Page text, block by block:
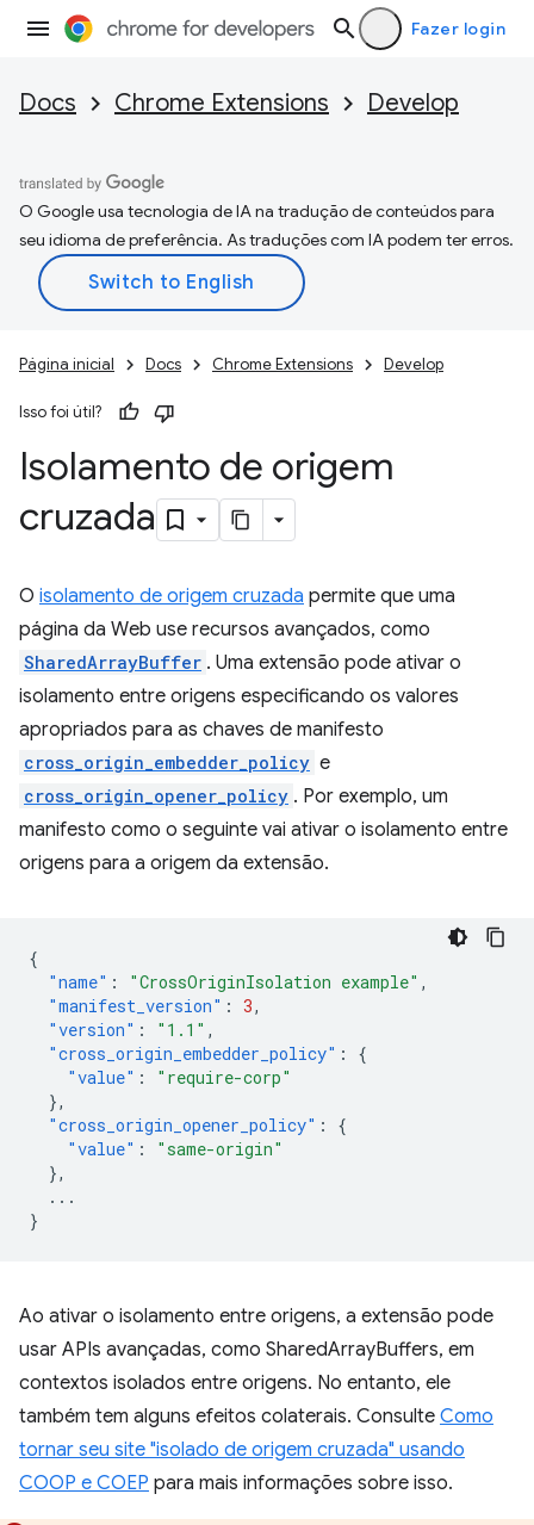
Fazer login
Docs Chrome Extensions Develop
O Google usa tecnologia de IA na tradução de conteúdos para
seu idioma de preferência. As traduções com IA podem ter erros.
Página inicial Docs Chrome Extensions Develop
Isso foi útil?
Isolamento de origem
cruzada
O isolamento de origem cruzada permite que uma
página da Web use recursos avançados, como
SharedArrayBuffer . Uma extensão pode ativar o
isolamento entre origens especificando os valores
apropriados para as chaves de manifesto
cross_origin_embedder_policy e
cross_origin_opener_policy . Por exemplo, um
manifesto como o seguinte vai ativar o isolamento entre
origens para a origem da extensão.
{
"name" : "CrossOriginIsolation example" ,
"manifest_version" : 3,
"version" : "1.1" ,
"cross_origin_embedder_policy" :
{
"value" :
"require-corp"
},
"cross_origin_opener_policy" :
{
"value" :
"same-origin"
},
...
}
Ao ativar o isolamento entre origens, a extensão pode
usar APIs avançadas, como SharedArrayBuffers, em
contextos isolados entre origens. No entanto, ele
também tem alguns efeitos colaterais. Consulte Como
tornar seu site "isolado de origem cruzada" usando
COOP e COEP para mais informações sobre isso.